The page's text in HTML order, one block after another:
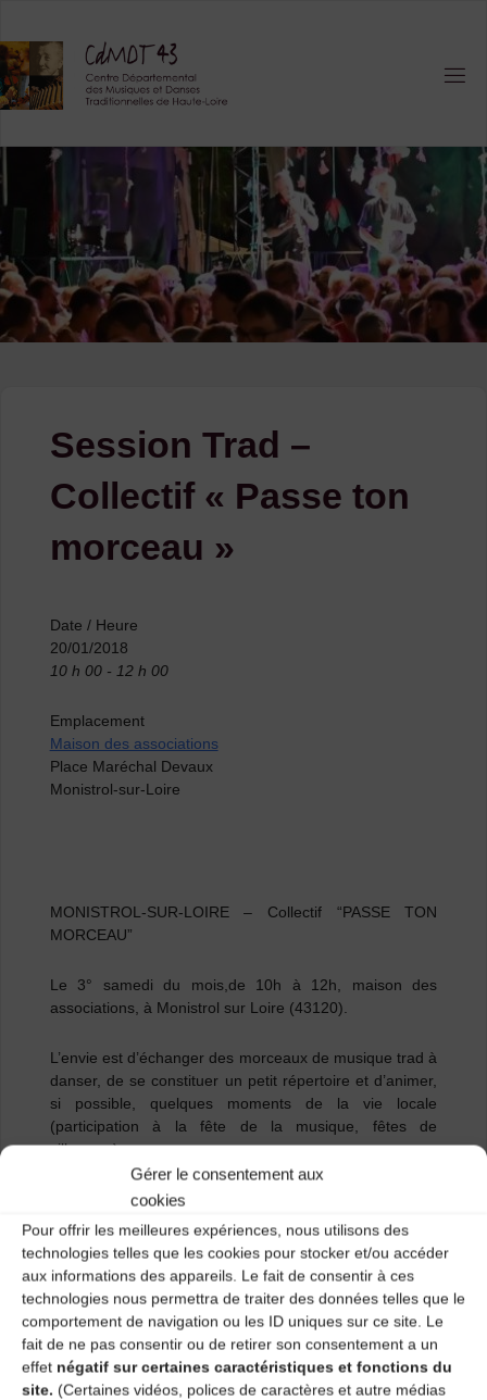
Gérer le consentement aux
cookies
Pour offrir les meilleures expériences, nous utilisons des
technologies telles que les cookies pour stocker et/ou accéder
aux informations des appareils. Le fait de consentir à ces
technologies nous permettra de traiter des données telles que le
comportement de navigation ou les ID uniques sur ce site. Le
fait de ne pas consentir ou de retirer son consentement a un
effet négatif sur certaines caractéristiques et fonctions du
site. (Certaines vidéos, polices de caractères et autre médias
content
Session Trad –
Collectif « Passe ton
morceau »
Date / Heure
20/01/2018
10 h 00 - 12 h 00
Emplacement
Maison des associations
Place Maréchal Devaux
Monistrol-sur-Loire
MONISTROL-SUR-LOIRE – Collectif “PASSE TON
MORCEAU”
Le 3° samedi du mois,de 10h à 12h, maison des
associations, à Monistrol sur Loire (43120).
L’envie est d’échanger des morceaux de musique trad à
danser, de se constituer un petit répertoire et d’animer,
si possible, quelques moments de la vie locale
(participation à la fête de la musique, fêtes de
village….).
Les répétitions sont ouvertes à tous (environ 2 ans de
pratique de son instrument), elles ont lieu à Monistrol
sur Loire dans les locaux de la maison des associations,
place Maréchal Devaux.
Cotisation annuelle: 9 € (carte adhérent à l’EIMD).
Plus d’informations : Jacques 0672999775 ou contact
mail :bcs5@free.fr